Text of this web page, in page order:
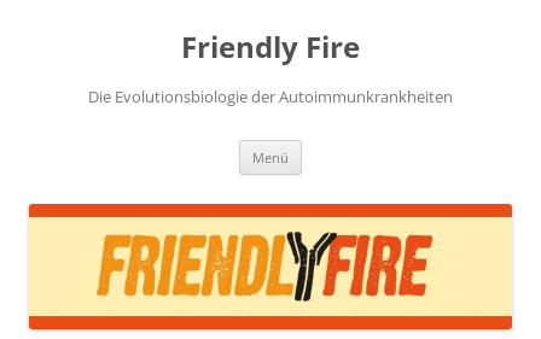
Friendly Fire
Die Evolutionsbiologie der Autoimmunkrankheiten
Menü